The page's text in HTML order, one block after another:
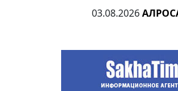
03.08.2026